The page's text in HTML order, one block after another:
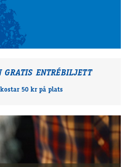
GRATIS ENTRÉBILJETT
50 kr på plats